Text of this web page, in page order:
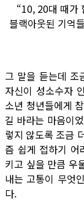
“10, 20대 때가
블랙아웃된 기억
그 말을 듣는데 조
자신이 성소수자
소년 청년들에게
길 바라는 마음이
렇지 않도록 조금
즘 쉽게 접하기 어
키고 싶을 만큼 우
내는 고통이 무엇
다.